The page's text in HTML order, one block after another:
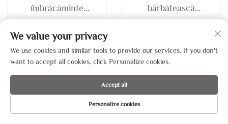
îmbrăcăminte
Custom pentru
bărbați marime
mare, retrou, cu
nasturi, caro, din
lungă, cu aplicații
strălucitoare, cămăși
bărbătească
personalizată uzină,
bumbac, cu baza
neagră, închidere cu
spălare vintage, din
We value your privacy
We use cookies and similar tools to provide our services. If you don't
want to accept all cookies, click Personalize cookies.
Personalize cookies
Accept all